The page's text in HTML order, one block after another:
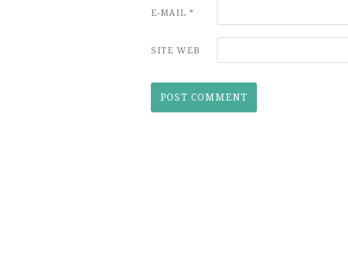
E-MAIL *
SITE WEB